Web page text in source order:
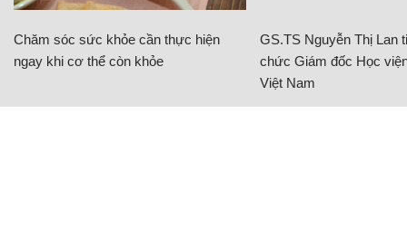
Chăm sóc sức khỏe cần thực hiện
ngay khi cơ thể còn khỏe
GS.TS Nguyễn Thị Lan
chức Giám đốc Học
Việt Nam